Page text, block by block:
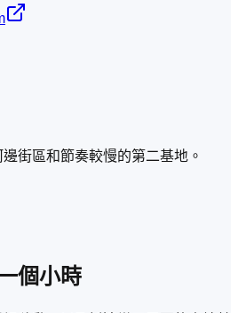
街區和節奏較慢的第二基地。
個小時